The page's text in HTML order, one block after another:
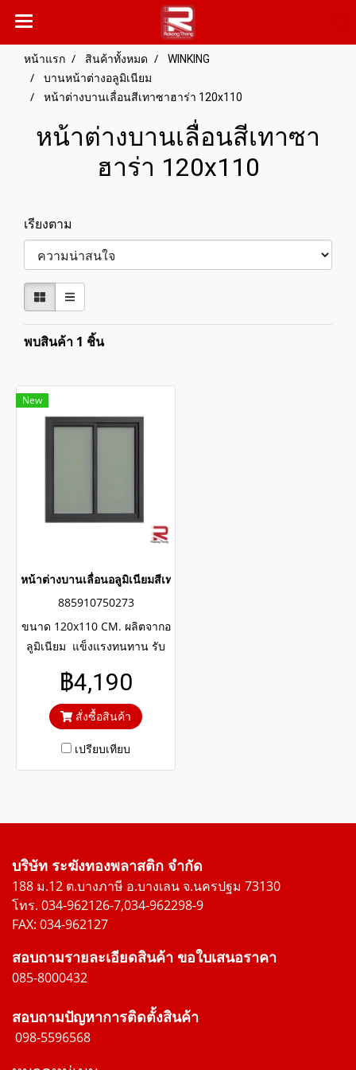
หน้าแรก สินค้าทั้งหมด
WINKING
บานหน้าต่างอลูมิเนียม
หน้าต่างบานเลื่อนสีเทาซาฮาร่า 120x110
หน้าต่างบานเลื่อนสีเทาซา
ฮาร่า 120x110
เรียงตาม
พบสินค้า 1 ชิ้น
New
หน้าต่างบานเลื่อนอลูมิเนียมสีเทาซาฮาร่า
885910750273
ขนาด 120x110 CM. ผลิตจากอ
ลูมิเนียม แข็งแรงทนทาน รับ
การใช้งาน กระจกสีเขียวใสตัด
แสงป้องกันความร้อนและรังสียู
วี
฿4,190
สั่งซื้อสินค้า
เปรียบเทียบ
บริษัท ระฆังทองพลาสติก จำกัด
188 ม.12 ต.บางภาษี อ.บางเลน จ.นครปฐม 73130
โทร. 034-962126-7,034-962298-9
FAX: 034-962127
สอบถามรายละเอียดสินค้า ขอใบเสนอราคา
085-8000432
สอบถามปัญหาการติดตั้งสินค้า
098-5596568